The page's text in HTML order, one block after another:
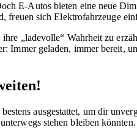
E-Autos bieten eine neue
freuen sich Elektrofahrzeuge
„ladevolle“ Wahrheit zu
geladen, immer bereit,
ausgestattet, um dir
stehen bleiben